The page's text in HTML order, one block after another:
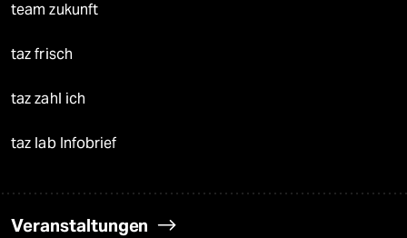
team zukunft
taz frisch
taz zahl ich
taz lab Infobrief
Veranstaltungen